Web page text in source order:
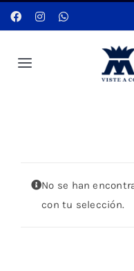
Saltar
al
Toggle
Dotaciones
No se han
con tu selección.